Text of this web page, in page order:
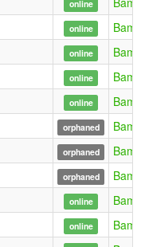
online
online
online
online
online
orphaned
orphaned
orphaned
online
online